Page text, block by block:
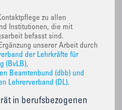
zu allen
Institutionen, die mit
befasst sind.
unserer Arbeit durch
der Lehrkräfte für
(BvLB),
Beamtenbund (dbb) und
Lehrerverband (DL).
in berufsbezogenen